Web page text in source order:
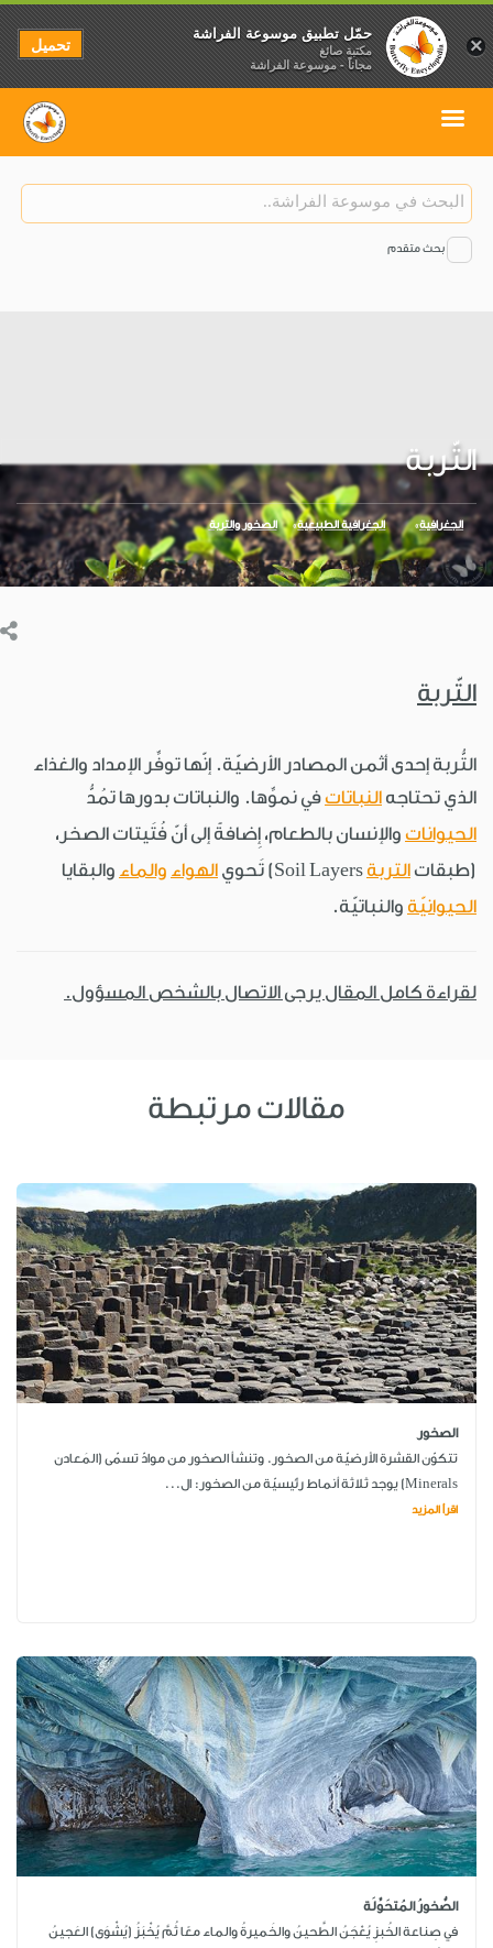
بحث متقدم
التّربة
الجغرافية الجغرافية الطبيعية الصخور والتربة
التّربة
التُّربة إحدى أثمن المصادر الأرضيّة. إنّها توفِّر الإمداد والغذاء
الذي تحتاجه النباتاتفي نموِّها. والنباتات بدورها تمُدُّ
الحيوانات والإنسان بالطعام، إِضافةً إلى أنّ فُتَيتات الصخر،
(طبقات التربة الهواء والماء والبقايا
الحيوانيّة والنباتيّة.
لقراءة كامل المقال يرجى الاتصال بالشخص المسؤول.
مقالات مرتبطة
الصخور
تتكوّن القشرة الأرضيّة من الصخور. وتنشأ الصخور من موادّ تسمّى (المَعادن
Minerals) يوجد ثلاثة أنماط رئيسيّة من الصخور: ال...
اقرأ المزيد
الصُّخورُ المُتحَوِّلَة
في صِناعة الخُبزِ يُعْجَنُ الطَّحينُ والخَميرةُ والماء معًا ثُمَّ يُخْبَزُ (يُشْوَى) العَجينُ
×
حمّل تطبيق موسوعة الفراشة
مكتبة صائغ
مجاناً - موسوعة الفراشة
تحميل